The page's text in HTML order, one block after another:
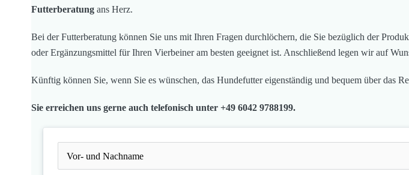
Futterberatung ans Herz.
Bei der Futterberatung können Sie uns mit Ihren Fragen durchlöchern, die Sie bezüglich der
oder Ergänzungsmittel für Ihren Vierbeiner am besten geeignet ist. Anschließend legen wir auf
Künftig können Sie, wenn Sie es wünschen, das Hundefutter eigenständig und bequem über das
Sie erreichen uns gerne auch telefonisch unter +49 6042 9788199.